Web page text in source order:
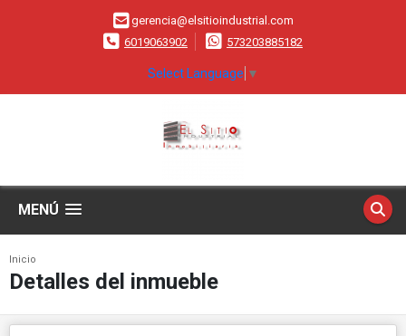
gerencia@elsitioindustrial.com
6019063902
573203885182
Select Language ▼
MENÚ
Inicio
Detalles del inmueble